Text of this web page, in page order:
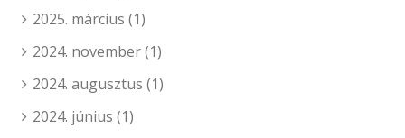
2025. március (1)
2024. november(1)
2024. augusztus (1)
2024. június (1)